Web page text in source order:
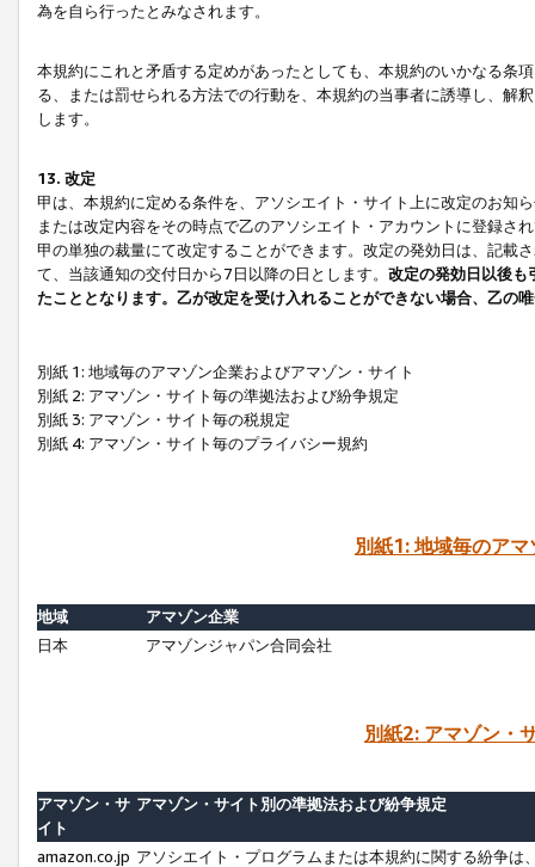
為を自ら行ったとみなされます。
本規約にこれと矛盾する定めがあったとしても、本規約のいかなる条
る、または罰せられる方法での行動を、本規約の当事者に誘導し、解
します。
13. 改定
甲は、本規約に定める条件を、アソシエイト・サイト上に改定のお知
または改定内容をその時点で乙のアソシエイト・アカウントに登録さ
甲の単独の裁量にて改定することができます。改定の発効日は、記載
て、当該通知の交付日から7日以降の日とします。 改定の発効日以後も
たこととなります。乙が改定を受け入れることができない場合、乙の
別紙 1: 地域毎のアマゾン企業およびアマゾン・サイト
別紙 2: アマゾン・サイト毎の準拠法および紛争規定
別紙 3: アマゾン・サイト毎の税規定
別紙 4: アマゾン・サイト毎のプライバシー規約
別紙1: 地域毎のア
地域
アマゾン企業
日本
アマゾンジャパン合同会社
別紙2: アマゾン・
アマゾン・サ
イト
アマゾン・サイト別の準拠法および紛争規定
amazon.co.jp アソシエイト・プログラムまたは本規約に関する紛争